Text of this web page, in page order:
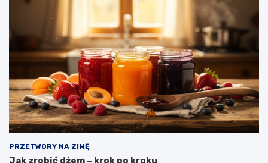
PRZETWORY NA ZIMĘ
Jak zrobić dżem – krok po kroku